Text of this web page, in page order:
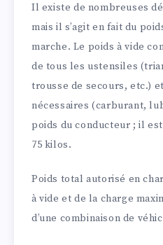
Il existe de nombreuses
mais il s’agit en fait du
marche. Le poids à vide
de tous les ustensiles
trousse de secours, etc.)
nécessaires (carburant,
poids du conducteur ; il
75 kilos.
Poids total autorisé en
à vide et de la charge
d’une combinaison de